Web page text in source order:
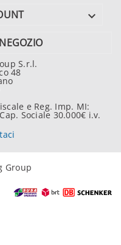

S.r.l.
48
e Reg. Imp. MI:
Sociale 30.000€ i.v.
Group